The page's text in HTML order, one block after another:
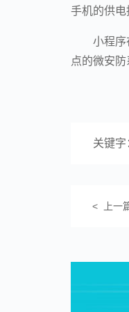
手机的供电
小程序
点的微安
关键
< 上一